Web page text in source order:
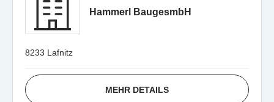
Hammerl BaugesmbH
8233 Lafnitz
MEHR DETAILS